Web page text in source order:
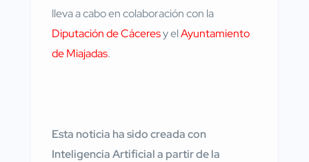
lleva a cabo en colaboración con la
Diputación de Cáceresy elAyuntamiento
de Miajadas.
Esta noticia ha sido creada con
Inteligencia Artificial a partir de la